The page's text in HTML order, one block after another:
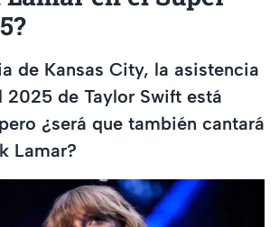
de Kansas City, la asistencia
2025 de Taylor Swift está
¿será que también cantará
Lamar?